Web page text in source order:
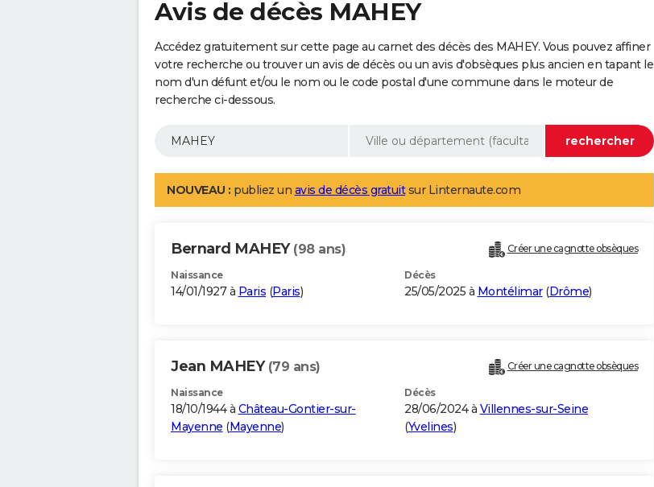
Avis de décès MAHEY
Accédez gratuitement sur cette page au carnet des décès des MAHEY. Vous pouvez affiner
votre recherche ou trouver un avis de décès ou un avis d'obsèques plus ancien en tapant le
nom d'un défunt et/ou le nom ou le code postal d'une commune dans le moteur de
recherche ci-dessous.
NOUVEAU : publiez un avis de décès gratuitsur Linternaute.com
Bernard MAHEY (98 ans) Créer une cagnotte obsèques
Naissance
14/01/1927 à Paris (Paris)
Décès
25/05/2025 à Montélimar(Drôme)
Jean MAHEY (79 ans) Créer une cagnotte obsèques
Naissance
18/10/1944 à Château-Gontier-sur-
Mayenne (Mayenne)
Décès
28/06/2024 à Villennes-sur-Seine
(Yvelines)